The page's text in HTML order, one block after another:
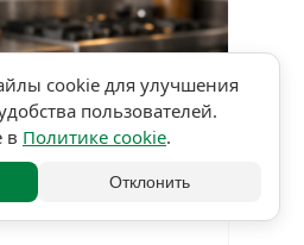
cookie для улучшения
пользователей.
в Политике cookie.
Отклонить